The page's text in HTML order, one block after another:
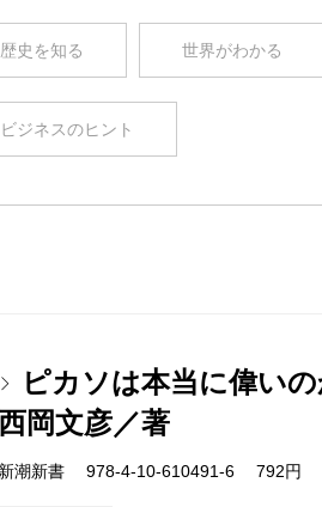
歴史を知る 世界がわかる
ビジネスのヒント
ピカソは本当に偉いの
岡文彦／著
新潮新書 978-4-10-610491-6 792円